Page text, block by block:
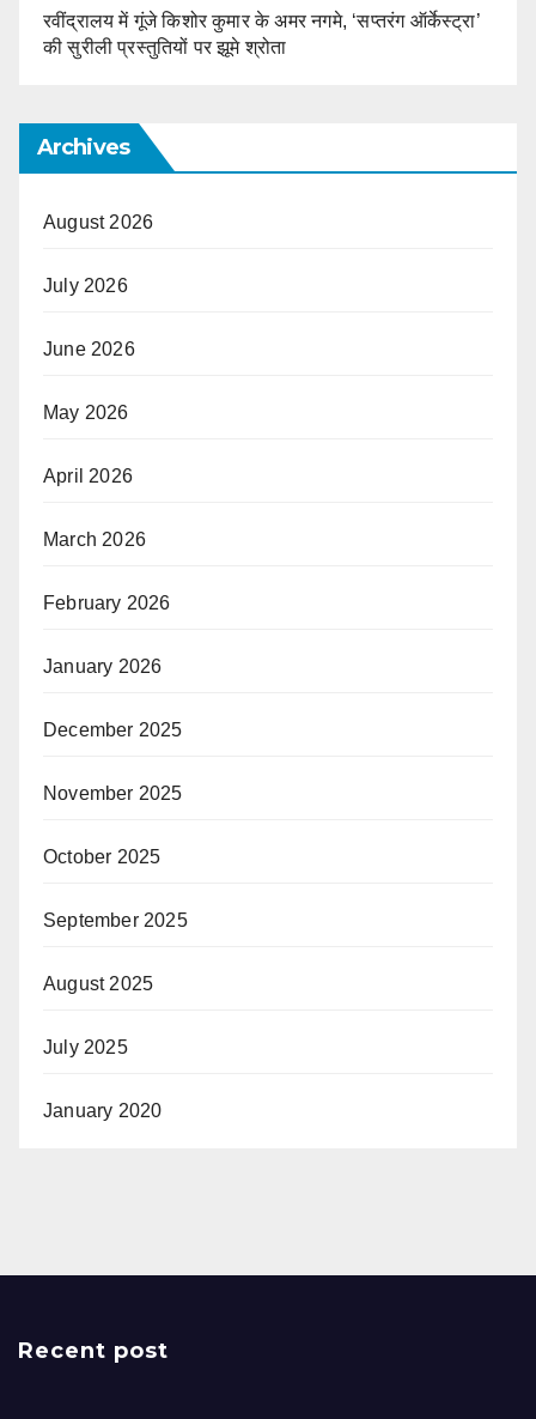
रवींद्रालय में गूंजे किशोर कुमार के अमर नगमे, ‘सप्तरंग ऑर्केस्ट्रा’
की सुरीली प्रस्तुतियों पर झूमे श्रोता
Archives
August 2026
July 2026
June 2026
May 2026
April 2026
March 2026
February 2026
January 2026
December 2025
November 2025
October 2025
September 2025
August 2025
July 2025
January 2020
Recent post